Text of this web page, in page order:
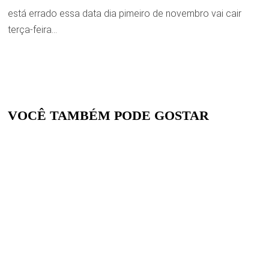
está errado essa data dia pimeiro de novembro vai cair
terça-feira…
VOCÊ TAMBÉM PODE GOSTAR